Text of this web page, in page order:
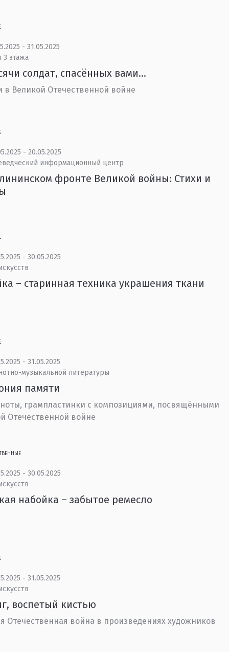
- 31.05.2025
3 этажа
солдат, спасённых вами…
в Великой Отечественной войне
- 20.05.2025
информационный центр
фронте Великой войны: Стихи и
- 30.05.2025
– старинная техника украшения ткани
- 31.05.2025
музыкальной литературы
памяти
грампластинки с композициями, посвящёнными
Отечественной войне
- 30.05.2025
набойка – забытое ремесло
- 31.05.2025
воспетый кистью
Отечественная война в произведениях художников